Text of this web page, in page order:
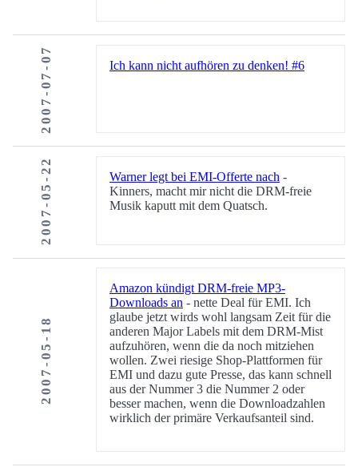
2007-07-07 Ich kann nicht aufhören zu denken! #6
2007-05-22 Warner legt bei EMI-Offerte nach -
Kinners, macht mir nicht die DRM-freie
Musik kaputt mit dem Quatsch.
2007-05-18
Amazon kündigt DRM-freie MP3-
Downloads an - nette Deal für EMI. Ich
glaube jetzt wirds wohl langsam Zeit für die
anderen Major Labels mit dem DRM-Mist
aufzuhören, wenn die da noch mitziehen
wollen. Zwei riesige Shop-Plattformen für
EMI und dazu gute Presse, das kann schnell
aus der Nummer 3 die Nummer 2 oder
besser machen, wenn die Downloadzahlen
wirklich der primäre Verkaufsanteil sind.